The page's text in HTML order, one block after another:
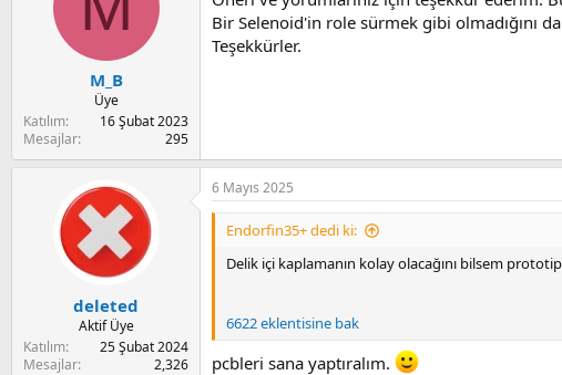
o
n
s
M_B
Üye
Katılım
16 Şubat 2023
Mesajlar
295
Bir Selenoid'in role sürmek gibi olmadığını
Teşekkürler.
deleted
Aktif Üye
Katılım
25 Şubat 2024
Mesajlar
2,326
6 Mayıs 2025
Endorfin35+ dedi ki:
Delik içi kaplamanın kolay olacağını bilsem
6622 eklentisine bak
pcbleri sana yaptıralım.